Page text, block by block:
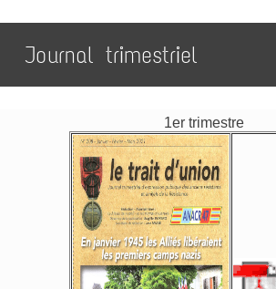
Journal trimestriel
1er trimestre